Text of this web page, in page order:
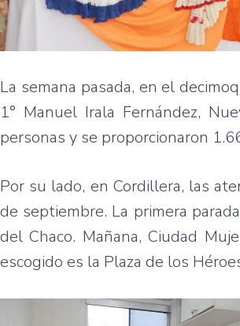
La semana pasada, en el
1° Manuel Irala Fernández,
personas y se proporcionaron
Por su lado, en Cordillera, las
de septiembre. La primera
del Chaco. Mañana, Ciudad
escogido es la Plaza de los